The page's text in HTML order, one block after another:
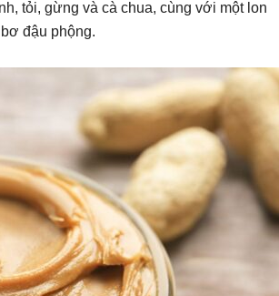
tỏi, gừng và cà chua, cùng với một lon
đậu phộng.